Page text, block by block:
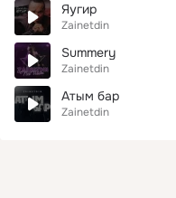
Яугир
Zainetdin
Summery
Zainetdin
Атым бар
Zainetdin